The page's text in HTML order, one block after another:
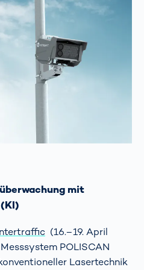
mit
(16.–19. April
POLISCAN
Lasertechnik